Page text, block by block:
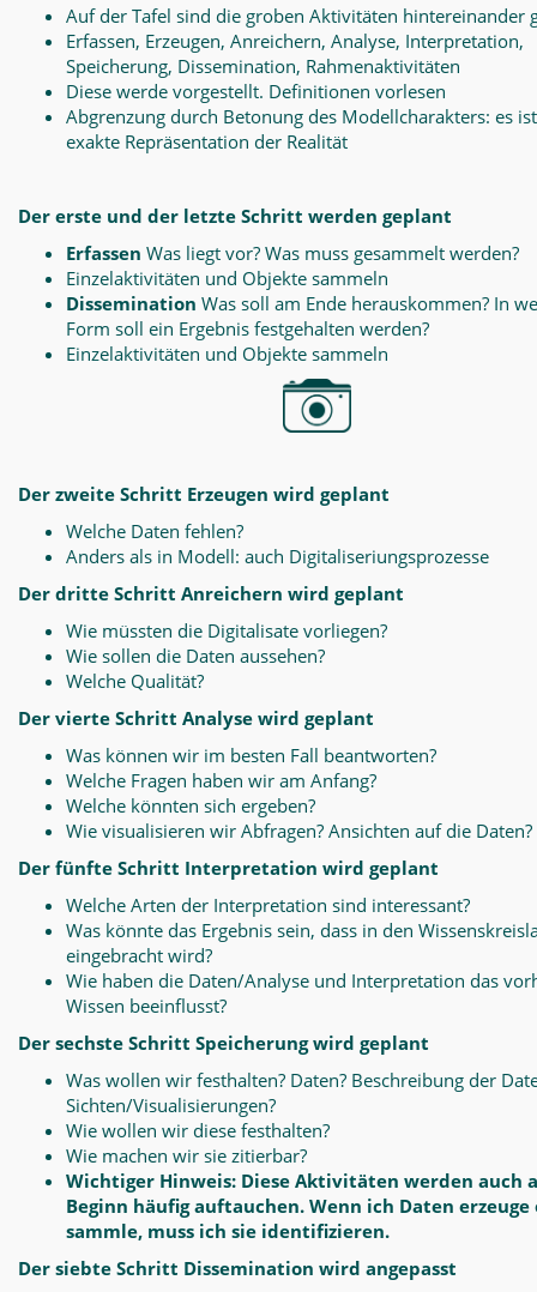
Auf der Tafel sind die groben Aktivitäten hintereinander
Erfassen, Erzeugen, Anreichern, Analyse, Interpretation,
Speicherung, Dissemination, Rahmenaktivitäten
Diese werde vorgestellt. Definitionen vorlesen
Abgrenzung durch Betonung des Modellcharakters: es
exakte Repräsentation der Realität
Der erste und der letzte Schritt werden geplant
Erfassen Was liegt vor? Was muss gesammelt werden?
Einzelaktivitäten und Objekte sammeln
Dissemination Was soll am Ende herauskommen? In
Form soll ein Ergebnis festgehalten werden?
Einzelaktivitäten und Objekte sammeln
Der zweite Schritt Erzeugen wird geplant
Welche Daten fehlen?
Anders als in Modell: auch Digitaliseriungsprozesse
Der dritte Schritt Anreichern wird geplant
Wie müssten die Digitalisate vorliegen?
Wie sollen die Daten aussehen?
Welche Qualität?
Der vierte Schritt Analyse wird geplant
Was können wir im besten Fall beantworten?
Welche Fragen haben wir am Anfang?
Welche könnten sich ergeben?
Wie visualisieren wir Abfragen? Ansichten auf die Daten?
Der fünfte Schritt Interpretation wird geplant
Welche Arten der Interpretation sind interessant?
Was könnte das Ergebnis sein, dass in den
eingebracht wird?
Wie haben die Daten/Analyse und Interpretation das
Wissen beeinflusst?
Der sechste Schritt Speicherung wird geplant
Was wollen wir festhalten? Daten? Beschreibung der
Sichten/Visualisierungen?
Wie wollen wir diese festhalten?
Wie machen wir sie zitierbar?
Wichtiger Hinweis: Diese Aktivitäten werden auch
Beginn häufig auftauchen. Wenn ich Daten erzeuge
sammle, muss ich sie identifizieren.
Der siebte Schritt Dissemination wird angepasst